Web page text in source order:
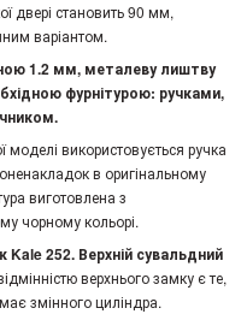
двері становить 90 мм,
варіантом.
1.2 мм, металеву лиштву
фурнітурою: ручками,
моделі використовується ручка
в оригінальному
виготовлена з
чорному кольорі.
252. Верхній сувальдний
верхнього замку є те,
змінного циліндра.